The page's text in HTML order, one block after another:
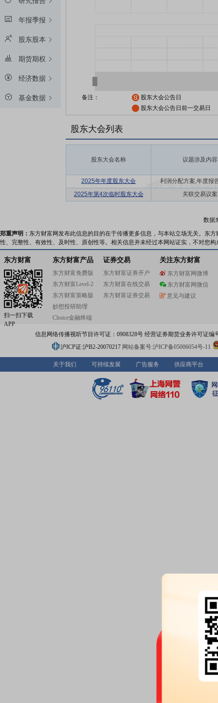
年报季报
股东股本
期货期权
经济数据
基金数据 备注：
股东大会公告日
股东大会公告日前一交易日
股东大会列表
股东大会名称 议题涉及内容
2025年年度股东大会
利润分配方案,年度报
2025年第4次临时股东大会
关联交易议案
数据
郑重声明： 东方财富网发布此信息的目的在于传播更多信息，与本站立场无关。东
性、完整性、有效性、及时性、原创性等。相关信息并未经过本网站证实，不对您
东方财富
扫一扫下载
APP
东方财富产品
东方财富免费版
东方财富Level-2
东方财富策略版
妙想投研助理
Choice金融终端
证券交易
东方财富证券开户
东方财富在线交易
东方财富证券交易
关注东方财富
东方财富网微博
东方财富网微信
意见与建议
信息网络传播视听节目许可证：0908328号 经营证券期货业务许可证编
沪ICP证:沪B2-20070217 网站备案号:沪ICP备05006054号-11
关于我们 可持续发展 广告服务 供应商平台